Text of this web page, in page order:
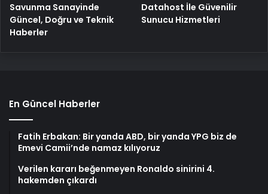
Savunma Sanayinde
Güncel, Doğru ve Teknik
Haberler
Datahost İle Güvenilir
Sunucu Hizmetleri
En Güncel Haberler
Fatih Erbakan: Bir yanda ABD, bir yanda YPG biz de
Emevi Camii’nde namaz kılıyoruz
Verilen kararı beğenmeyen Ronaldo sinirini 4.
hakemden çıkardı